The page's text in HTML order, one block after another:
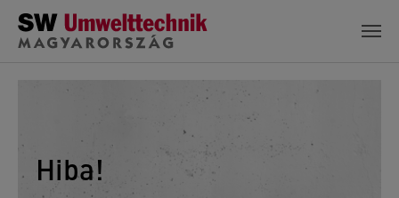
Skip to main content
Hiba!